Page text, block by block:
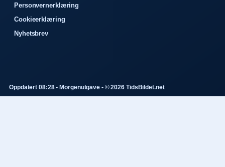
Personvernerklæring
Cookieerklæring
Nyhetsbrev
Oppdatert 08:28 • Morgenutgave • © 2026 TidsBildet.net